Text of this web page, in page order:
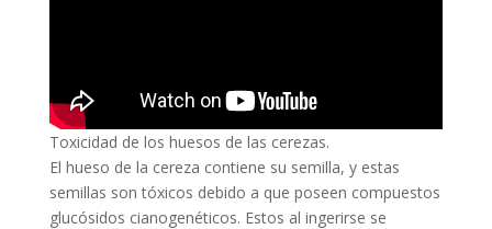
Toxicidad de los huesos de las cerezas.
El hueso de la cereza contiene su semilla, y estas
semillas son tóxicos debido a que poseen compuestos
glucósidos cianogenéticos. Estos al ingerirse se